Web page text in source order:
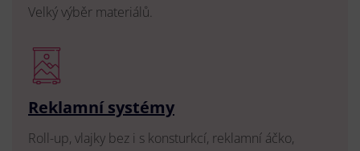
Velký výběr materiálů.
Reklamní systémy
Roll-up, vlajky bez i s konsturkcí, reklamní áčko,